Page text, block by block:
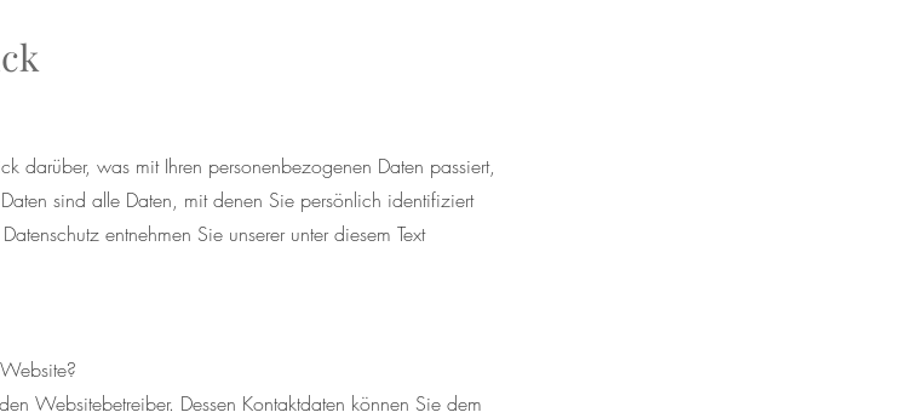
darüber, was mit Ihren personenbezogenen Daten passiert,
sind alle Daten, mit denen Sie persönlich identifiziert
entnehmen Sie unserer unter diesem Text
Websitebetreiber. Dessen Kontaktdaten können Sie dem